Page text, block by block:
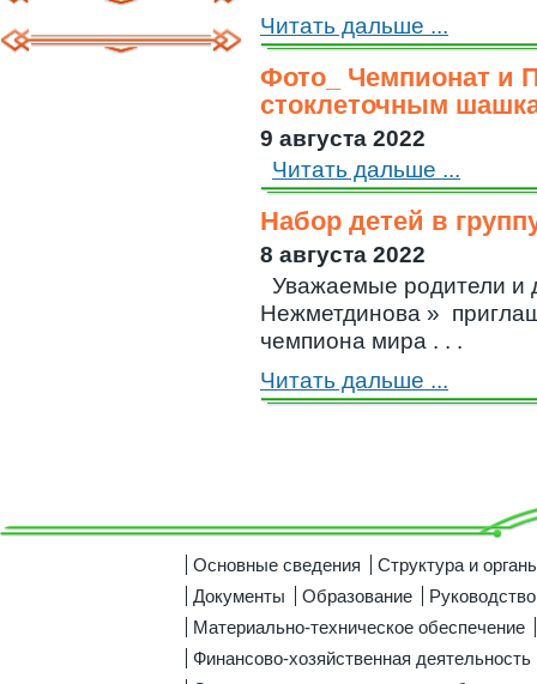
Читать дальше ...
Фото_ Чемпионат и
стоклеточным
9 августа 2022
Читать дальше ...
Набор детей в
8 августа 2022
Уважаемые родители
Нежметдинова »
чемпиона мира . . .
Читать дальше ...
Основные сведения
Структура и
Документы
Образование
Руководство
Материально-техническое обеспечение
Финансово-хозяйственная деятельность